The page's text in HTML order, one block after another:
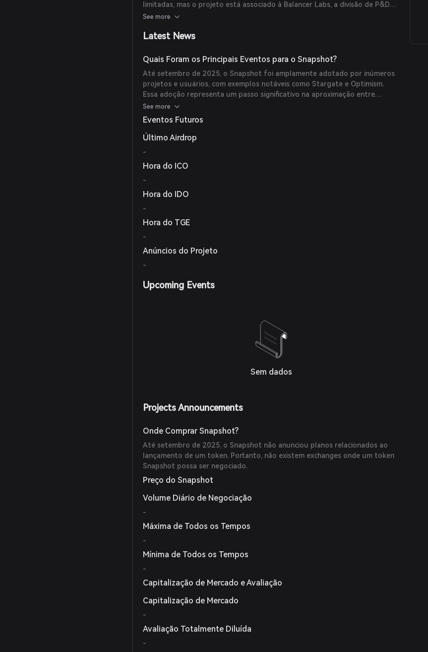
limitadas, mas o projeto está associado à Balancer Labs, a divisão de P&D
do gestor de portfólio e plataforma de negociação automatizada Balancer.
See more
Latest News
Quais Foram os Principais Eventos para o Snapshot?
Até setembro de 2025, o Snapshot foi amplamente adotado por inúmeros
projetos e usuários, com exemplos notáveis como Stargate e Optimism.
Essa adoção representa um passo significativo na aproximação entre
usuários e projetos, permitindo uma governança mais inclusiva.
See more
Eventos Futuros
Último Airdrop
-
Hora do ICO
-
Hora do IDO
-
Hora do TGE
-
Anúncios do Projeto
-
Upcoming Events
Sem dados
Projects Announcements
Onde Comprar Snapshot?
Até setembro de 2025, o Snapshot não anunciou planos relacionados ao
lançamento de um token. Portanto, não existem exchanges onde um token
Snapshot possa ser negociado.
Preço do Snapshot
Volume Diário de Negociação
-
Máxima de Todos os Tempos
-
Mínima de Todos os Tempos
-
Capitalização de Mercado e Avaliação
Capitalização de Mercado
-
Avaliação Totalmente Diluída
-